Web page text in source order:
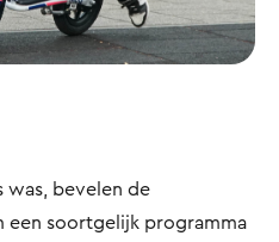
was, bevelen de
een soortgelijk programma